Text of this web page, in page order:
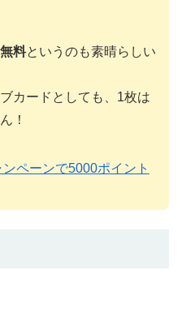
料というのも素晴らしい
カードとしても、1枚は
！
ペーンで5000ポイント